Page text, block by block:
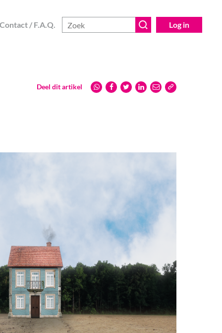
Contact / F.A.Q. Log in
Deel dit artikel